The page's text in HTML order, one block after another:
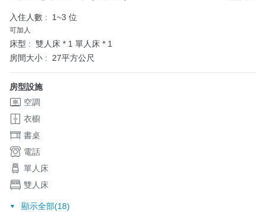
入住人數 : 1~3 位
可加人
床型 : 雙人床 * 1 單人床 * 1
房間大小 :
27平方公尺
房型設施
空調
衣櫥
書桌
電話
單人床
雙人床
顯示全部(18)